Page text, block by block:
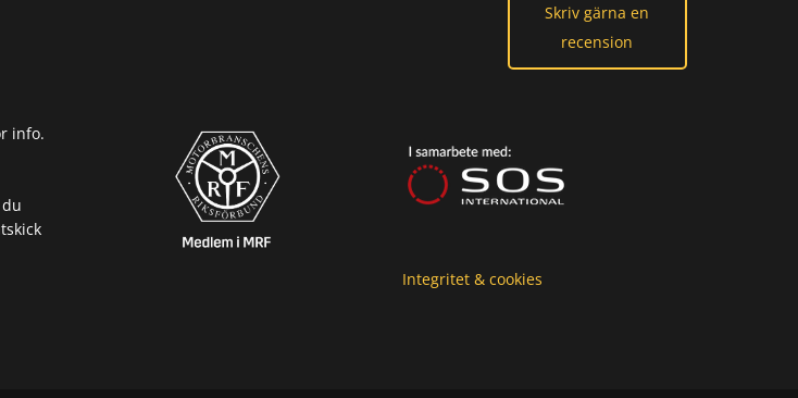
Skriv gärna en
recension
info.
Integritet & cookies